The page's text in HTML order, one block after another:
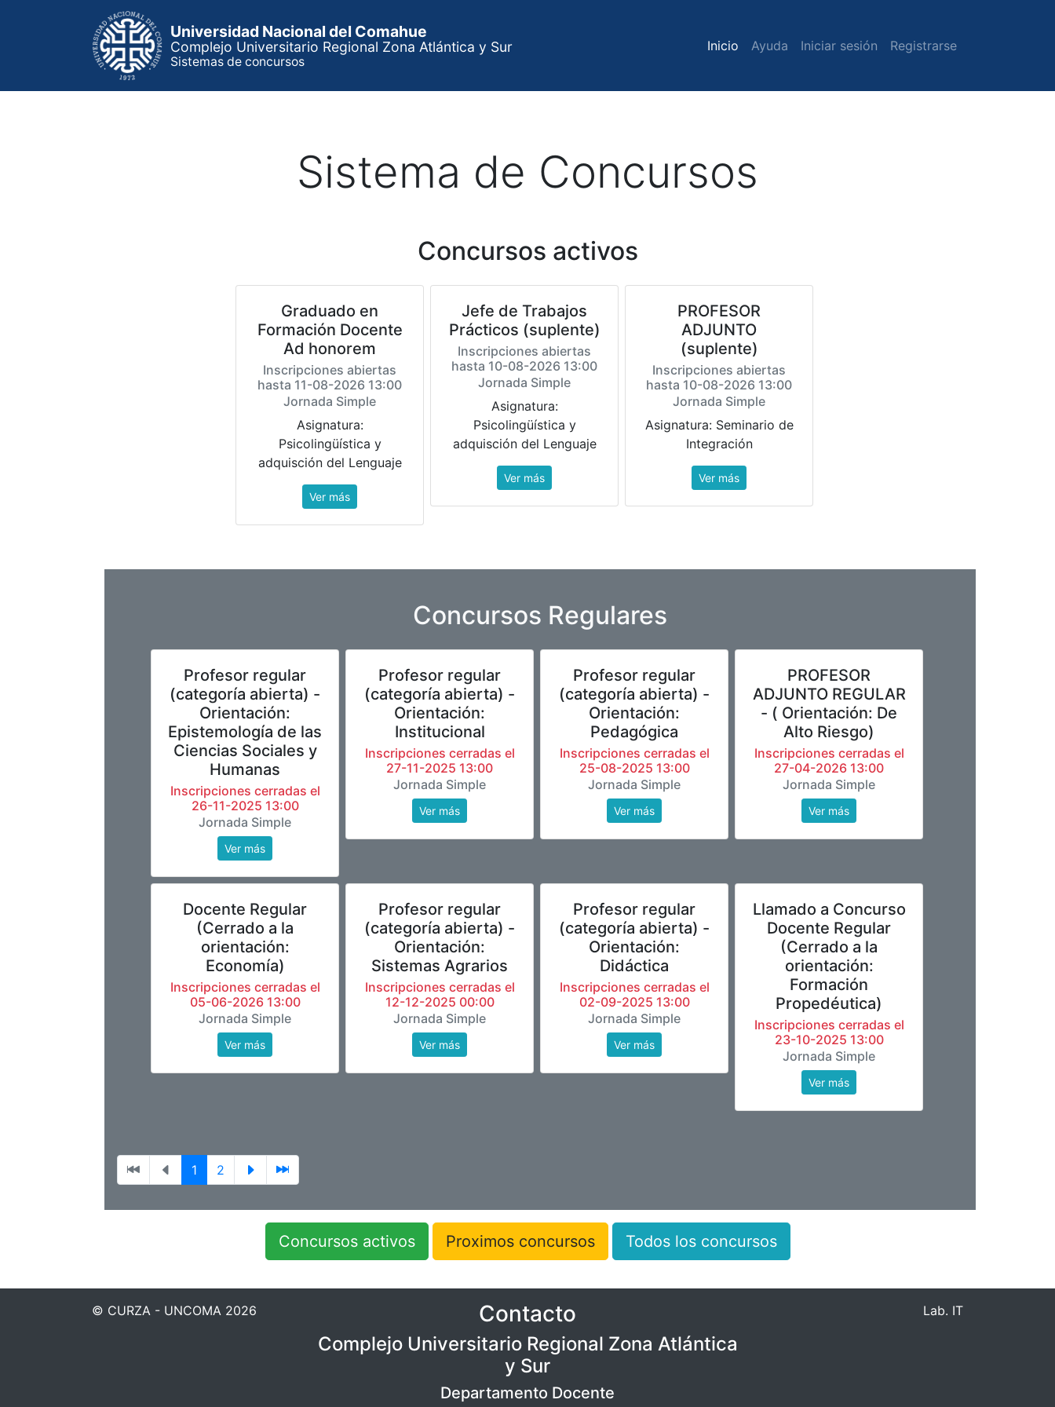
Universidad Nacional del Comahue
Complejo Universitario Regional Zona Atlántica y Sur
Sistemas de concursos
Inicio Ayuda Iniciar sesión Registrarse
Sistema de Concursos
Concursos activos
Graduado en
Formación Docente
Ad honorem
Inscripciones abiertas
hasta 11-08-2026 13:00
Jornada Simple
Asignatura:
Psicolingüística y
adquisción del Lenguaje
Ver más
Jefe de Trabajos
Prácticos (suplente)
Inscripciones abiertas
hasta 10-08-2026 13:00
Jornada Simple
Asignatura:
Psicolingüística y
adquisción del Lenguaje
Ver más
PROFESOR
ADJUNTO
(suplente)
Inscripciones abiertas
hasta 10-08-2026 13:00
Jornada Simple
Asignatura: Seminario de
Integración
Ver más
Concursos Regulares
Profesor regular
(categoría abierta) -
Orientación:
Epistemología de las
Ciencias Sociales y
Humanas
Inscripciones cerradas el
26-11-2025 13:00
Jornada Simple
Ver más
Profesor regular
(categoría abierta) -
Orientación:
Institucional
Inscripciones cerradas el
27-11-2025 13:00
Jornada Simple
Ver más
Profesor regular
(categoría abierta) -
Orientación:
Pedagógica
Inscripciones cerradas el
25-08-2025 13:00
Jornada Simple
Ver más
PROFESOR
ADJUNTO REGULAR
- ( Orientación: De
Alto Riesgo)
Inscripciones cerradas el
27-04-2026 13:00
Jornada Simple
Ver más
Docente Regular
(Cerrado a la
orientación:
Economía)
Inscripciones cerradas el
05-06-2026 13:00
Jornada Simple
Ver más
Profesor regular
(categoría abierta) -
Orientación:
Sistemas Agrarios
Inscripciones cerradas el
12-12-2025 00:00
Jornada Simple
Ver más
Profesor regular
(categoría abierta) -
Orientación:
Didáctica
Inscripciones cerradas el
02-09-2025 13:00
Jornada Simple
Ver más
Llamado a Concurso
Docente Regular
(Cerrado a la
orientación:
Formación
Propedéutica)
Inscripciones cerradas el
23-10-2025 13:00
Jornada Simple
Ver más
1 2
Concursos activos Proximos concursos Todos los concursos
© CURZA - UNCOMA 2026 Contacto
Complejo Universitario Regional Zona Atlántica
y Sur
Departamento Docente
Lab. IT